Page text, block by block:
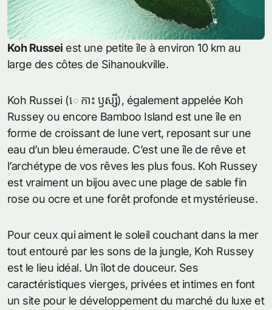
Koh Russei est une petite île à environ 10 km au
large des côtes de Sihanoukville.
Koh Russei (េ កាះ ឫស្សី), également appelée Koh
Russey ou encore Bamboo Island est une île en
forme de croissant de lune vert, reposant sur une
eau d’un bleu émeraude. C’est une île de rêve et
l’archétype de vos rêves les plus fous. Koh Russey
est vraiment un bijou avec une plage de sable fin
rose ou ocre et une forêt profonde et mystérieuse.
Pour ceux qui aiment le soleil couchant dans la mer
tout entouré par les sons de la jungle, Koh Russey
est le lieu idéal. Un îlot de douceur. Ses
caractéristiques vierges, privées et intimes en font
un site pour le développement du marché du luxe et